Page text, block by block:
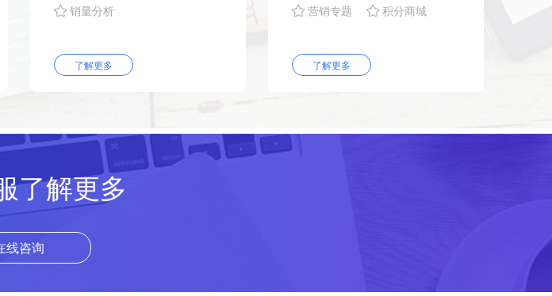
销量分析
了解更多
营销专题
积分商城
了解更多
了解更多
线咨询